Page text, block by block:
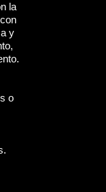
la
y
o